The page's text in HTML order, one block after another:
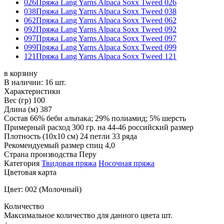
026 Пряжа Lang Yarns Alpaca Soxx Tweed 026
038Пряжа Lang Yarns Alpaca Soxx Tweed 038
062Пряжа Lang Yarns Alpaca Soxx Tweed 062
092Пряжа Lang Yarns Alpaca Soxx Tweed 092
097Пряжа Lang Yarns Alpaca Soxx Tweed 097
099Пряжа Lang Yarns Alpaca Soxx Tweed 099
121Пряжа Lang Yarns Alpaca Soxx Tweed 121
в корзину
В наличии: 16 шт.
Характеристики
Вес (гр) 100
Длина (м) 387
Состав 66% беби альпака; 29% полиамид; 5% шерсть
Примерный расход 300 гр. на 44-46 российский размер
Плотность (10x10 см) 24 петли 33 ряда
Рекомендуемый размер спиц 4,0
Страна производства Перу
Категория Твидовая пряжа Носочная пряжа
Цветовая карта
Цвет: 002 (Молочный)
Количество
Максимальное количество для данного цвета шт.